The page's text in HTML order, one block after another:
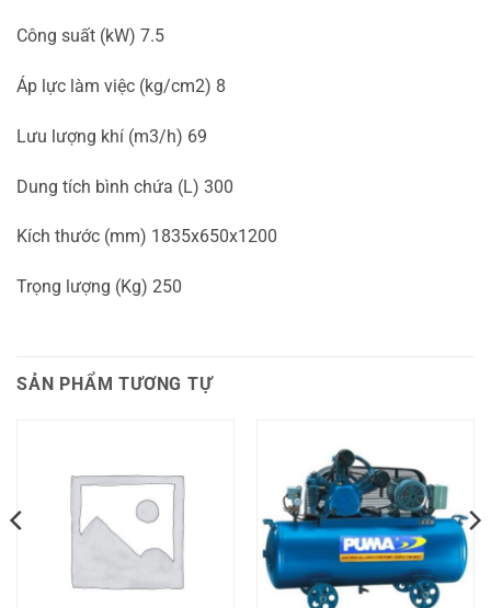
Công suất (kW) 7.5
Áp lực làm việc (kg/cm2) 8
Lưu lượng khí (m3/h) 69
Dung tích bình chứa (L) 300
Kích thước (mm) 1835x650x1200
Trọng lượng (Kg) 250
SẢN PHẨM TƯƠNG TỰ